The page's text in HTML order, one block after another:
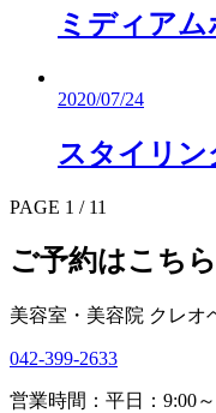
ミディア
2020/07/24
スタイリ
PAGE 1 / 11
ご予約はこち
美容室・美容院 クレオ
042-399-2633
営業時間：平日：9:00